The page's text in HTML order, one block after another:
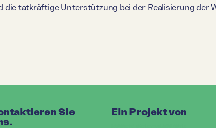
die tatkräftige Unterstützung bei der Realisierung der
Sie
Ein Projekt von